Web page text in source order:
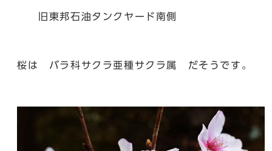
旧東邦石油タンクヤード南側
桜は バラ科サクラ亜種サクラ属 だそうです。